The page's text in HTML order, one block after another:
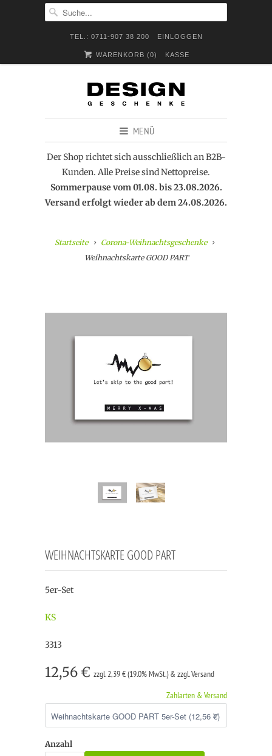
TEL.: 0711-907 38 200 EINLOGGEN
WARENKORB (0) KASSE
MENÜ
Der Shop richtet sich ausschließlich an B2B-
Kunden. Alle Preise sind Nettopreise.
Sommerpause vom 01.08. bis 23.08.2026.
Versand erfolgt wieder ab dem 24.08.2026.
Startseite
Corona-Weihnachtsgeschenke
Weihnachtskarte GOOD PART
WEIHNACHTSKARTE GOOD PART
5er-Set
KS
3313
12,56 € zzgl. 2,39 € (19.0% MwSt.) & zzgl. Versand
Zahlarten & Versand
Anzahl